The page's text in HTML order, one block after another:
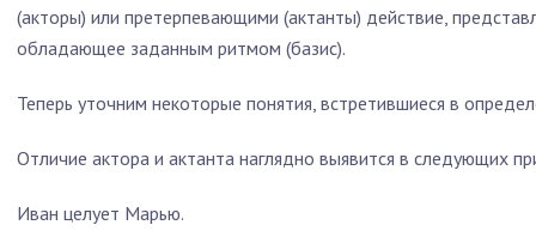
(акторы) или претерпевающими (актанты) действие,
обладающее заданным ритмом (базис).
Теперь уточним некоторые понятия, встретившиеся в
Отличие актора и актанта наглядно выявится в следующих
Иван целует Марью.